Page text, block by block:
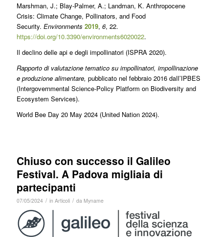
Marshman, J.; Blay-Palmer, A.; Landman, K. Anthropocene
Crisis: Climate Change, Pollinators, and Food
Security. Environments 2019, 6, 22.
https://doi.org/10.3390/environments6020022.
Il declino delle api e degli impollinatori (ISPRA 2020).
Rapporto di valutazione tematico su impollinatori, impollinazione
e produzione alimentare, pubblicato nel febbraio 2016 daIl’IPBES
(Intergovernmental Science-Policy Platform on Biodiversity and
Ecosystem Services).
World Bee Day 20 May 2024 (United Nation 2024).
Chiuso con successo il Galileo
Festival. A Padova migliaia di
partecipanti
07/05/2024 / in Articoli / da Myname